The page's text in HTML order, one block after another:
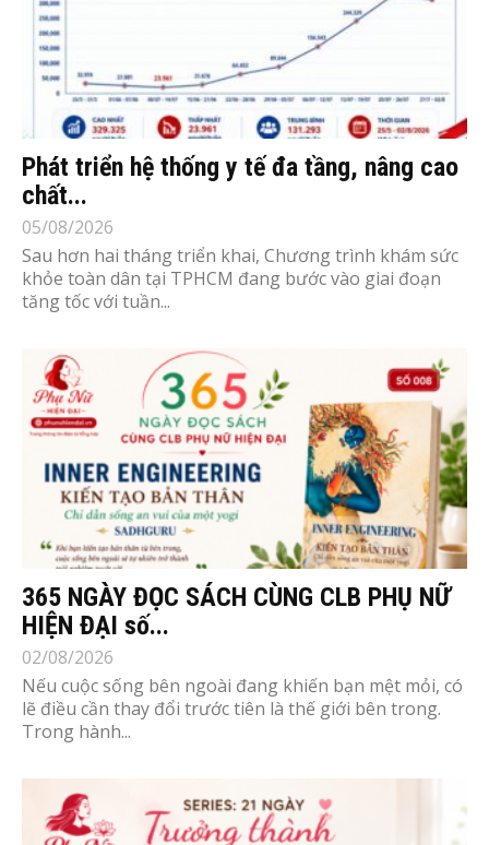
Phát triển hệ thống y tế đa tầng, nâng cao
chất...
05/08/2026
Sau hơn hai tháng triển khai, Chương trình khám sức
khỏe toàn dân tại TPHCM đang bước vào giai đoạn
tăng tốc với tuần...
365 NGÀY ĐỌC SÁCH CÙNG CLB PHỤ NỮ
HIỆN ĐẠI số...
02/08/2026
Nếu cuộc sống bên ngoài đang khiến bạn mệt mỏi, có
lẽ điều cần thay đổi trước tiên là thế giới bên trong.
Trong hành...